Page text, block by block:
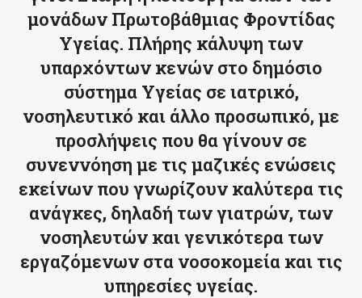
μονάδων Πρωτοβάθμιας Φροντίδας
Υγείας. Πλήρης κάλυψη των
υπαρχόντων κενών στο δημόσιο
σύστημα Υγείας σε ιατρικό,
νοσηλευτικό και άλλο προσωπικό, με
προσλήψεις που θα γίνουν σε
συνεννόηση με τις μαζικές ενώσεις
εκείνων που γνωρίζουν καλύτερα τις
ανάγκες, δηλαδή των γιατρών, των
νοσηλευτών και γενικότερα των
εργαζόμενων στα νοσοκομεία και τις
υπηρεσίες υγείας.